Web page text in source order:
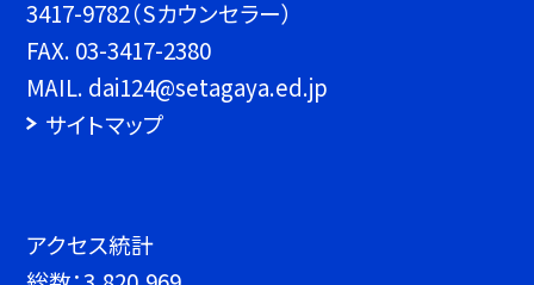
3417-9782（Sカウンセラー）
FAX. 03-3417-2380
MAIL. dai124@setagaya.ed.jp
サイトマップ
アクセス統計